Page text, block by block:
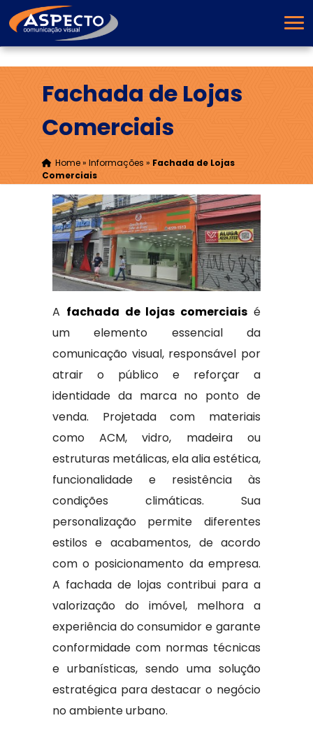
Fachada de Lojas
Comerciais
Home» Informações » Fachada de Lojas
Comerciais
A fachada de lojas comerciais é
um elemento essencial da
comunicação visual, responsável por
atrair o público e reforçar a
identidade da marca no ponto de
venda. Projetada com materiais
como ACM, vidro, madeira ou
estruturas metálicas, ela alia estética,
funcionalidade e resistência às
condições climáticas. Sua
personalização permite diferentes
estilos e acabamentos, de acordo
com o posicionamento da empresa.
A fachada de lojas contribui para a
valorização do imóvel, melhora a
experiência do consumidor e garante
conformidade com normas técnicas
e urbanísticas, sendo uma solução
estratégica para destacar o negócio
no ambiente urbano.